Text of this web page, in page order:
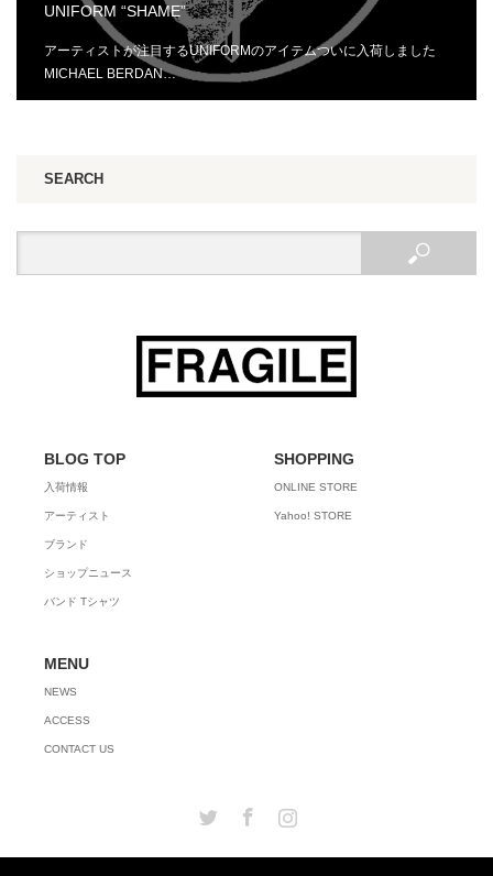
UNIFORM “SHAME”
アーティストが注目するUNIFORMのアイテムついに入荷しました
MICHAEL BERDAN…
SEARCH
BLOG TOP
入荷情報
アーティスト
ブランド
ショップニュース
バンド Tシャツ
SHOPPING
ONLINE STORE
Yahoo! STORE
MENU
NEWS
ACCESS
CONTACT US
Twitter Facebook